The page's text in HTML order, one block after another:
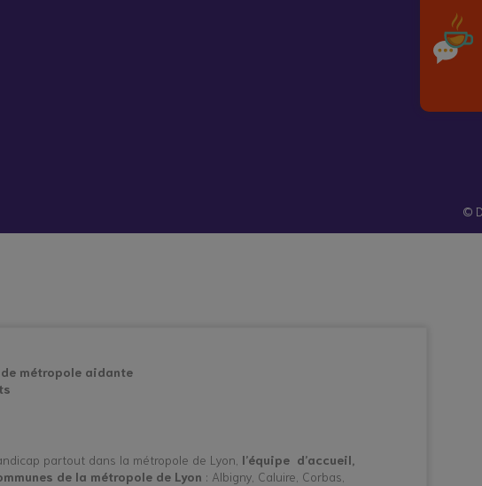
©
de métropole aidante
partout dans la métropole de Lyon, l’équipe d’accueil,
de la métropole de Lyon : Albigny, Caluire, Corbas,